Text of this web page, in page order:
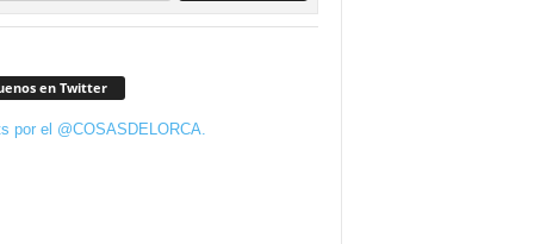
en Twitter
por el @COSASDELORCA.